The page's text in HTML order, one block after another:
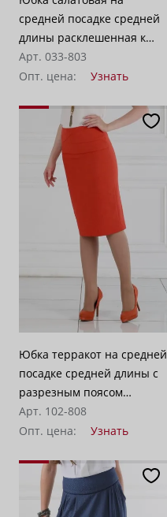
средней посадке средней
длины расклешенная к
низу "Доминикана"
Арт. 033-803
Опт. цена:
Узнать
Юбка терракот на средней
посадке средней длины с
разрезным поясом
"Доминикана"
Арт. 102-808
Опт. цена:
Узнать